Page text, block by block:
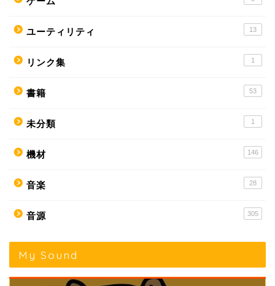
ユーティリティ 13
リンク集 1
書籍 53
未分類 1
機材 146
音楽 28
音源 305
My Sound